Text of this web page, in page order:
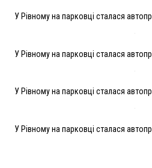
У Рівному на парковці сталася
У Рівному на парковці сталася
У Рівному на парковці сталася
У Рівному на парковці сталася